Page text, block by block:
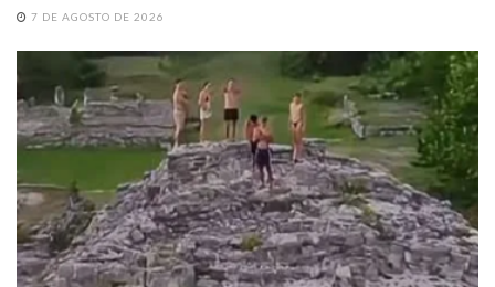
7 DE AGOSTO DE 2026